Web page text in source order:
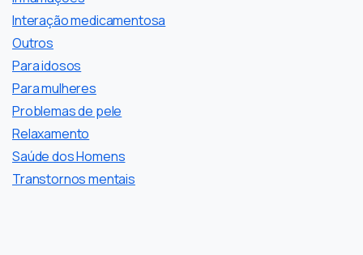
Interação medicamentosa
Outros
Para idosos
Para mulheres
Problemas de pele
Relaxamento
Saúde dos Homens
Transtornos mentais